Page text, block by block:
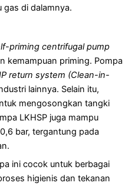
gas di dalamnya.
priming centrifugal pump
kemampuan priming. Pompa
return system (Clean-in-
lainnya. Selain itu,
mengosongkan tangki
LKHSP juga mampu
bar, tergantung pada
ini cocok untuk berbagai
higienis dan tekanan